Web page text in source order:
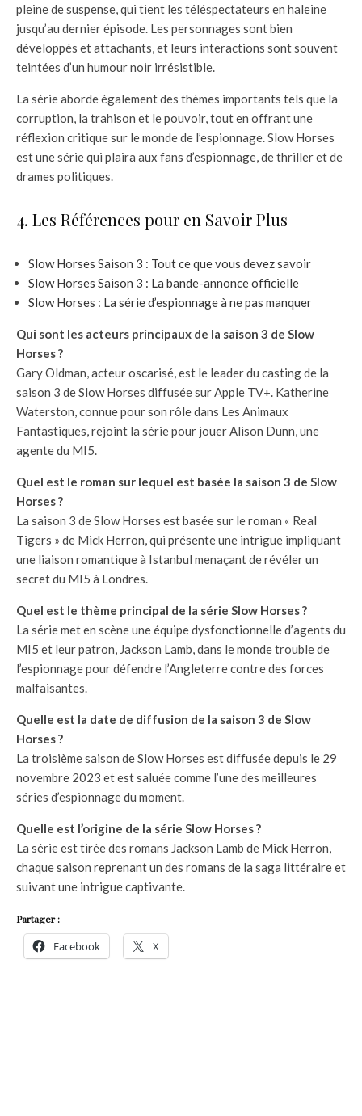
pleine de suspense, qui tient les téléspectateurs en haleine
jusqu’au dernier épisode. Les personnages sont bien
développés et attachants, et leurs interactions sont souvent
teintées d’un humour noir irrésistible.
La série aborde également des thèmes importants tels que la
corruption, la trahison et le pouvoir, tout en offrant une
réflexion critique sur le monde de l’espionnage. Slow Horses
est une série qui plaira aux fans d’espionnage, de thriller et de
drames politiques.
4. Les Références pour en Savoir Plus
Slow Horses Saison 3 : Tout ce que vous devez savoir
Slow Horses Saison 3 : La bande-annonce officielle
Slow Horses : La série d’espionnage à ne pas manquer
Qui sont les acteurs principaux de la saison 3 de Slow
Horses ?
Gary Oldman, acteur oscarisé, est le leader du casting de la
saison 3 de Slow Horses diffusée sur Apple TV+. Katherine
Waterston, connue pour son rôle dans Les Animaux
Fantastiques, rejoint la série pour jouer Alison Dunn, une
agente du MI5.
Quel est le roman sur lequel est basée la saison 3 de Slow
Horses ?
La saison 3 de Slow Horses est basée sur le roman « Real
Tigers » de Mick Herron, qui présente une intrigue impliquant
une liaison romantique à Istanbul menaçant de révéler un
secret du MI5 à Londres.
Quel est le thème principal de la série Slow Horses ?
La série met en scène une équipe dysfonctionnelle d’agents du
MI5 et leur patron, Jackson Lamb, dans le monde trouble de
l’espionnage pour défendre l’Angleterre contre des forces
malfaisantes.
Quelle est la date de diffusion de la saison 3 de Slow
Horses ?
La troisième saison de Slow Horses est diffusée depuis le 29
novembre 2023 et est saluée comme l’une des meilleures
séries d’espionnage du moment.
Quelle est l’origine de la série Slow Horses ?
La série est tirée des romans Jackson Lamb de Mick Herron,
chaque saison reprenant un des romans de la saga littéraire et
suivant une intrigue captivante.
Partager :
Facebook X